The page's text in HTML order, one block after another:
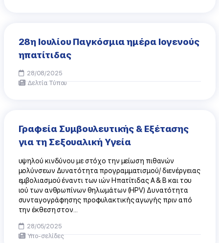
28η Ιουλίου Παγκόσμια ημέρα Ιογενούς
ηπατίτιδας
28/08/2025
Δελτία Τύπου
Γραφεία Συμβουλευτικής & Εξέτασης
για τη Σεξουαλική Υγεία
υψηλού κινδύνου με στόχο την μείωση πιθανών
μολύνσεων Δυνατότητα προγραμματισμού/ διενέργειας
εμβολιασμού έναντι των ιών Ηπατίτιδας Α & Β και του
ιού των ανθρωπίνων θηλωμάτων (HPV) Δυνατότητα
συνταγογράφησης προφυλακτικής αγωγής πριν από
την έκθεση στον...
28/05/2025
Υπο-σελίδες